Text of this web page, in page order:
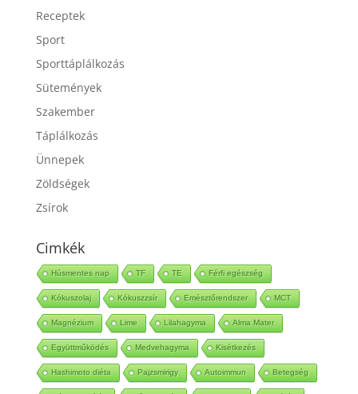
Receptek
Sport
Sporttáplálkozás
Sütemények
Szakember
Táplálkozás
Ünnepek
Zöldségek
Zsírok
Cimkék
Húsmentes nap TF TE Férfi egészség
Kókuszolaj Kókuszzsír Emésztőrendszer MCT
Magnézium Lime Lilahagyma Alma Mater
Együttműködés Medvehagyma Kisétkezés
Hashimoto diéta Pajzsmirigy Autoimmun Betegség